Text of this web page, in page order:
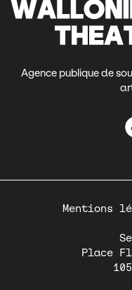
Agence publique de
Pied
Mentions
Place